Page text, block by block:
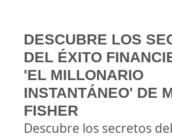
DESCUBRE LOS
DEL ÉXITO
'EL MILLONARIO
INSTANTÁNEO' DE
FISHER
Descubre los secretos